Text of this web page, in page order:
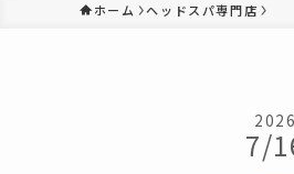
ホーム ヘッドスパ専門店
2026
7/